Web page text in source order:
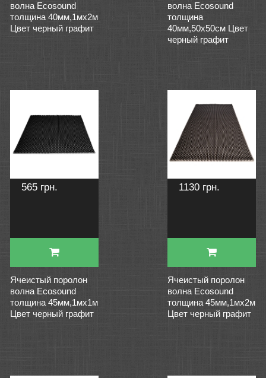
волна Ecosound
толщина 40мм,1мх2м
Цвет черный графит
волна Ecosound
толщина
40мм,50х50см Цвет
черный графит
565 грн.
Ячеистый поролон
волна Ecosound
толщина 45мм,1мх1м
Цвет черный графит
1130 грн.
Ячеистый поролон
волна Ecosound
толщина 45мм,1мх2м
Цвет черный графит